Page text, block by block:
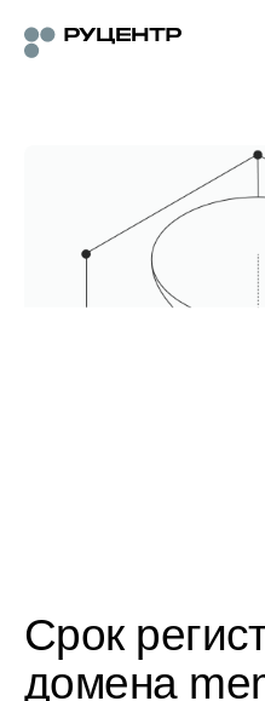
Срок
домена